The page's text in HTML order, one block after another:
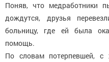
Поняв, что
дождутся, друзья
больницу, где ей была
помощь.
По словам потерпевшей, с